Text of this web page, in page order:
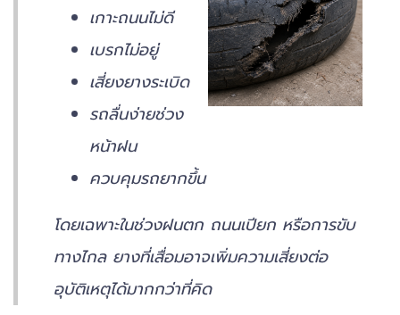
เกาะถนนไม่ดี
เบรกไม่อยู่
เสี่ยงยางระเบิด
รถลื่นง่ายช่วง
หน้าฝน
ควบคุมรถยากขึ้น
โดยเฉพาะในช่วงฝนตก ถนนเปียก หรือการขับ
ทางไกล ยางที่เสื่อมอาจเพิ่มความเสี่ยงต่อ
อุบัติเหตุได้มากกว่าที่คิด